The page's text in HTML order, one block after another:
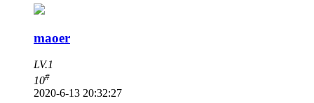
maoer
LV.1
10#
2020-6-13 20:32:27